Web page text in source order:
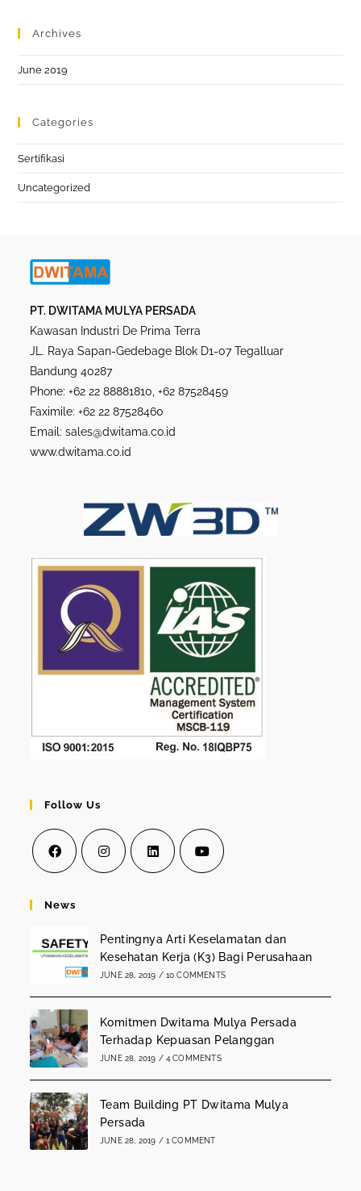
Archives
June 2019
Categories
Sertifikasi
Uncategorized
PT. DWITAMA MULYA PERSADA
Kawasan Industri De Prima Terra
JL. Raya Sapan-Gedebage Blok D1-07 Tegalluar
Bandung 40287
Phone: +62 22 88881810, +62 87528459
Faximile: +62 22 87528460
Email: sales@dwitama.co.id
www.dwitama.co.id
Follow Us
in
new
new
new
tab
new
tab
News
Pentingnya Arti Keselamatan dan
Kesehatan Kerja (K3) Bagi Perusahaan
JUNE 28, 2019 / 10 COMMENTS
Komitmen Dwitama Mulya Persada
Terhadap Kepuasan Pelanggan
JUNE 28, 2019 / 4 COMMENTS
Team Building PT Dwitama Mulya
Persada
JUNE 28, 2019 / 1 COMMENT